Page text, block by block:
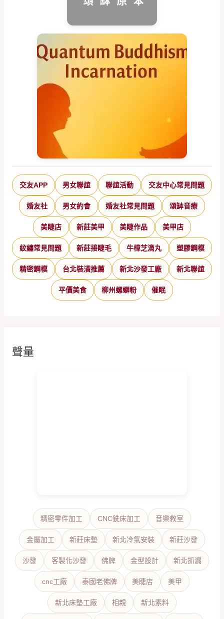
交友APP 男女聯誼 聯誼活動 交友中心常見問題
婚友社 男女約會 婚友社常見問題 頌缽音療
美睫店 新莊美甲 美睫作品 美甲店
紋繡常見問題 新莊接睫毛 牛樟芝滴丸 塑膠鋼模
精密鋼模 台北裝潢推薦 新北沙發工廠 新北聯誼
平價美食 柳州螺螄粉 催眠
聲量
精密零件加工 CNC銑床加工 音樂教室
金屬加工 新莊床墊 新北冷氣安裝 新莊沙發
沙發 客製化沙發 佛牌 金型設計 新北抓漏
cnc工廠 泰國老佛牌 美睫店 美甲
新北床墊工廠 相親 新北素料